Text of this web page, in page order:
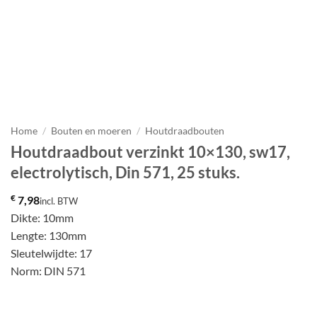
Home / Bouten en moeren / Houtdraadbouten
Houtdraadbout verzinkt 10×130, sw17,
electrolytisch, Din 571, 25 stuks.
€ 7,98incl. BTW
Dikte: 10mm
Lengte: 130mm
Sleutelwijdte: 17
Norm: DIN 571